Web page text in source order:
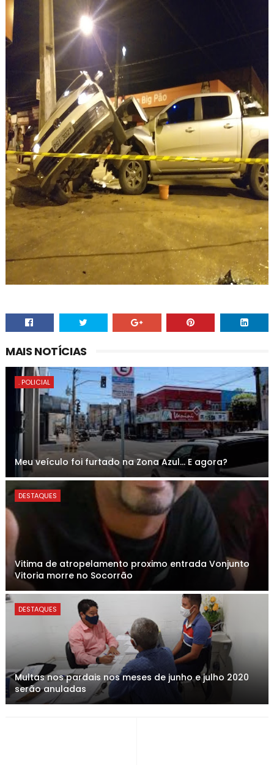
MAIS NOTÍCIAS
. POLICIAL
Meu veículo foi furtado na Zona Azul... E agora?
DESTAQUES
Vitima de atropelamento proximo entrada Vonjunto
Vitoria morre no Socorrão
DESTAQUES
Multas nos pardais nos meses de junho e julho 2020
serão anuladas